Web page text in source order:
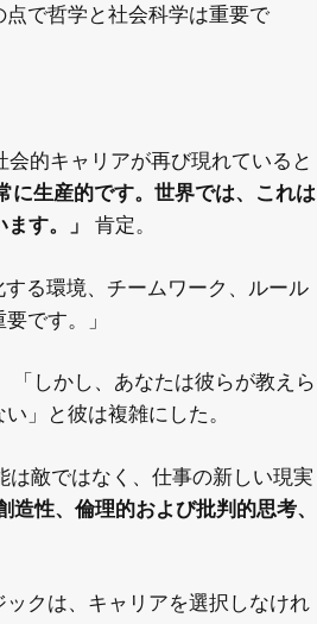
で哲学と社会科学は重要で
的キャリアが再び現れていると
に生産的です。世界では、これは
す。」
肯定。
る環境、チームワーク、ルール
です。」
「しかし、あなたは彼らが教えら
」と彼は複雑にした。
敵ではなく、仕事の新しい現実
性、倫理的および批判的思考、
クは、キャリアを選択しなけれ